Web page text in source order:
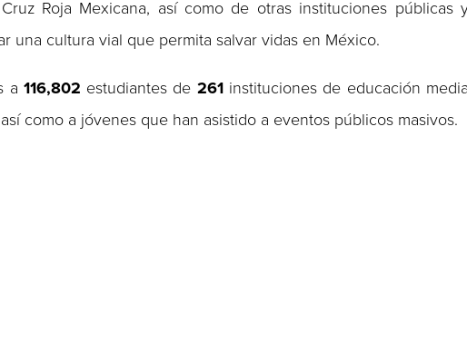
Cruz Roja Mexicana, así como de otras instituciones públicas
una cultura vial que permita salvar vidas en México.
a 116,802 estudiantes de 261instituciones de educación
como a jóvenes que han asistido a eventos públicos masivos.